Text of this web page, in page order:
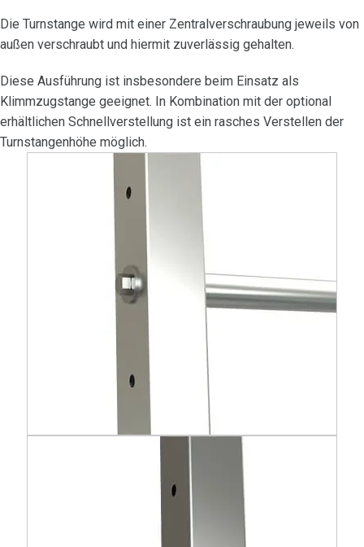
Die Turnstange wird mit einer Zentralverschraubung jeweils von
außen verschraubt und hiermit zuverlässig gehalten.
Diese Ausführung ist insbesondere beim Einsatz als
Klimmzugstange geeignet. In Kombination mit der optional
erhältlichen Schnellverstellung ist ein rasches Verstellen der
Turnstangenhöhe möglich.